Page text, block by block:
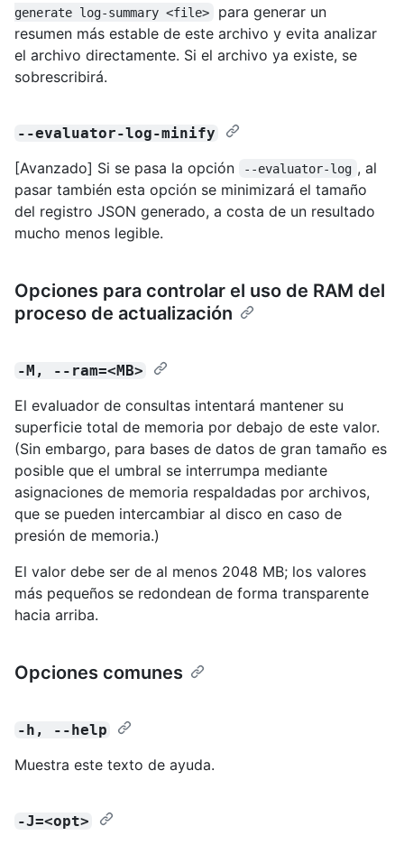
generate log-summary <file>
para generar un
resumen más estable de este archivo y evita analizar
el archivo directamente. Si el archivo ya existe, se
sobrescribirá.
--evaluator-log-minify
[Avanzado] Si se pasa la opción --evaluator-log , al
pasar también esta opción se minimizará el tamaño
del registro JSON generado, a costa de un resultado
mucho menos legible.
Opciones para controlar el uso de RAM del
proceso de actualización
-M, --ram=<MB>
El evaluador de consultas intentará mantener su
superficie total de memoria por debajo de este valor.
(Sin embargo, para bases de datos de gran tamaño es
posible que el umbral se interrumpa mediante
asignaciones de memoria respaldadas por archivos,
que se pueden intercambiar al disco en caso de
presión de memoria.)
El valor debe ser de al menos 2048 MB; los valores
más pequeños se redondean de forma transparente
hacia arriba.
Opciones comunes
-h, --help
Muestra este texto de ayuda.
-J=<opt>